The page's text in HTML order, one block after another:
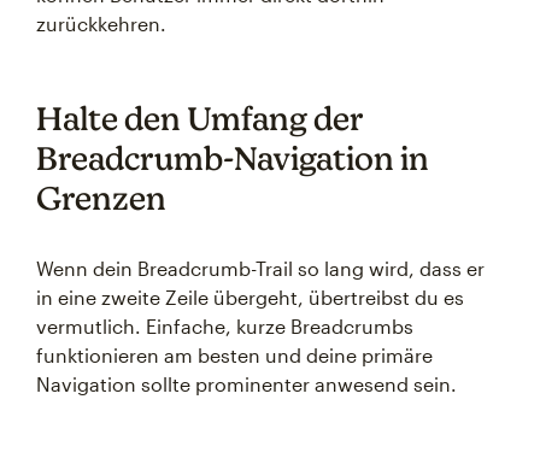
zurückkehren.
Halte den Umfang der
Breadcrumb-Navigation in
Grenzen
Wenn dein Breadcrumb-Trail so lang wird, dass er
in eine zweite Zeile übergeht, übertreibst du es
vermutlich. Einfache, kurze Breadcrumbs
funktionieren am besten und deine primäre
Navigation sollte prominenter anwesend sein.